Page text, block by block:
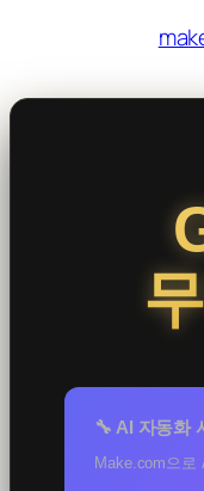
츠
로
🔧 AI 자동화
Make.com으로